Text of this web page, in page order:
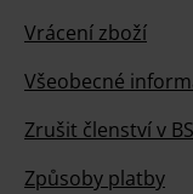
Vrácení zboží
Všeobecné
Zrušit členství v
Způsoby platby